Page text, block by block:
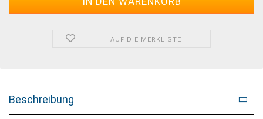
AUF DIE MERKLISTE
Beschreibung